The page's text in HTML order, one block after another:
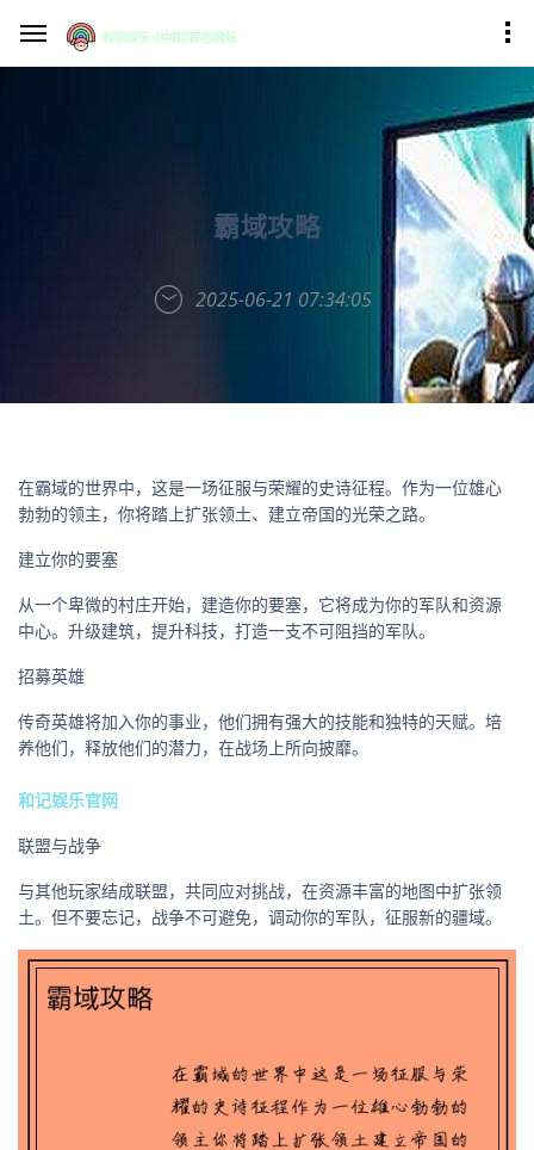
霸域攻略
2025-06-21 07:34:05
在霸域的世界中，这是一场征服与荣耀的史诗征程。作为一位雄心
勃勃的领主，你将踏上扩张领土、建立帝国的光荣之路。
建立你的要塞
从一个卑微的村庄开始，建造你的要塞，它将成为你的军队和资源
中心。升级建筑，提升科技，打造一支不可阻挡的军队。
招募英雄
传奇英雄将加入你的事业，他们拥有强大的技能和独特的天赋。培
养他们，释放他们的潜力，在战场上所向披靡。
和记娱乐官网
联盟与战争
与其他玩家结成联盟，共同应对挑战，在资源丰富的地图中扩张领
土。但不要忘记，战争不可避免，调动你的军队，征服新的疆域。